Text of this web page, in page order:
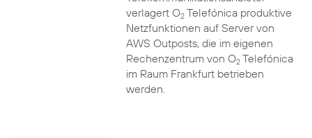
verlagert O2Telefónica produktive
Netzfunktionen auf Server von
AWS Outposts, die im eigenen
Rechenzentrum von O2Telefónica
im Raum Frankfurt betrieben
werden.